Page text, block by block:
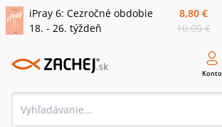
iPray 6: Cezročné obdobie
18. - 26. týždeň
8,80 €
10,00 €
Konto